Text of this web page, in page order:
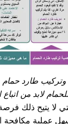
وتركيب طارد حمام
لابد من اتباع
لا يتيح ذلك
عملية مكافحة